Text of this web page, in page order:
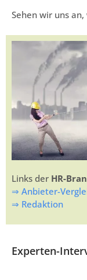
Sehen wir uns
Links der HR-
⇒ Anbieter-
⇒ Redaktion
Experten-